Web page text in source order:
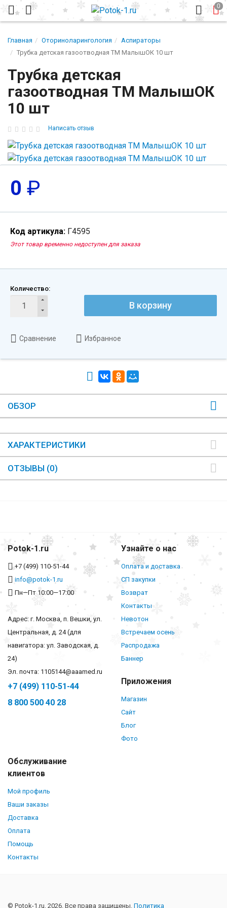
Главная Оториноларингология
Аспираторы
Трубка детская газоотводная ТМ МалышОК 10 шт
Трубка детская
газоотводная ТМ МалышОК
10 шт
Написать отзыв
0 ₽
Код артикула: Г4595
Этот товар временно недоступен для заказа
Количество:
В корзину
Сравнение Избранное
ОБЗОР
ХАРАКТЕРИСТИКИ
ОТЗЫВЫ (0)
Potok-1.ru
+7 (499) 110-51-44
info@potok-1.ru
Пн—Пт 10:00—17:00
Адрес: г. Москва, п. Вешки, ул.
Центральная, д. 24 (для
навигатора: ул. Заводская, д.
24)
Эл. почта: 1105144@aaamed.ru
+7 (499) 110-51-44
8 800 500 40 28
Узнайте о нас
Оплата и доставка
СП закупки
Возврат
Контакты
Невотон
Встречаем осень
Распродажа
Баннер
Приложения
Магазин
Сайт
Блог
Фото
Обслуживание
клиентов
Мой профиль
Ваши заказы
Доставка
Оплата
Помощь
Контакты
© Potok-1.ru, 2026. Все права защищены. Политика